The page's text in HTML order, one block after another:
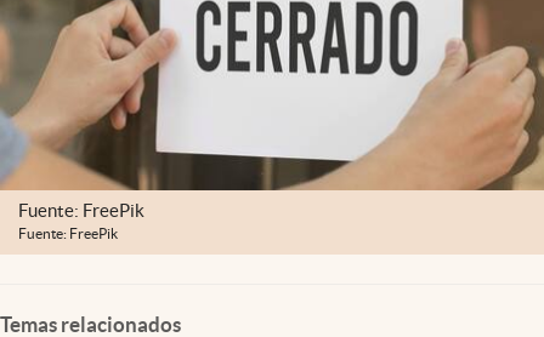
Fuente: FreePik
Fuente: FreePik
Temas relacionados